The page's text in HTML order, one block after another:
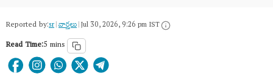
Reported by:sr|వార్త‌లు|Jul 30, 2026, 9:26 pm IST
Read Time:5 mins